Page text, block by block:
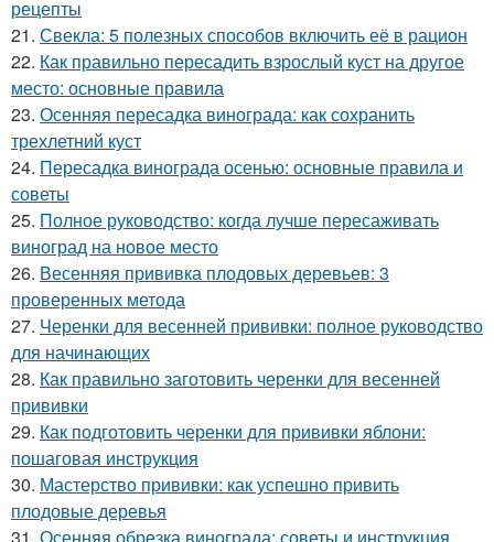
рецепты
21. Свекла: 5 полезных способов включить её в рацион
22. Как правильно пересадить взрослый куст на другое
место: основные правила
23. Осенняя пересадка винограда: как сохранить
трехлетний куст
24. Пересадка винограда осенью: основные правила и
советы
25. Полное руководство: когда лучше пересаживать
виноград на новое место
26. Весенняя прививка плодовых деревьев: 3
проверенных метода
27. Черенки для весенней прививки: полное руководство
для начинающих
28. Как правильно заготовить черенки для весенней
прививки
29. Как подготовить черенки для прививки яблони:
пошаговая инструкция
30. Мастерство прививки: как успешно привить
плодовые деревья